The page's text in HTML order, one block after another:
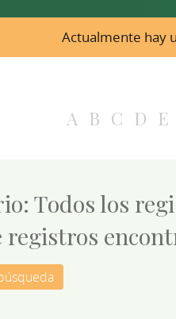
Actualmente hay
A B C D E
Todos los
registros